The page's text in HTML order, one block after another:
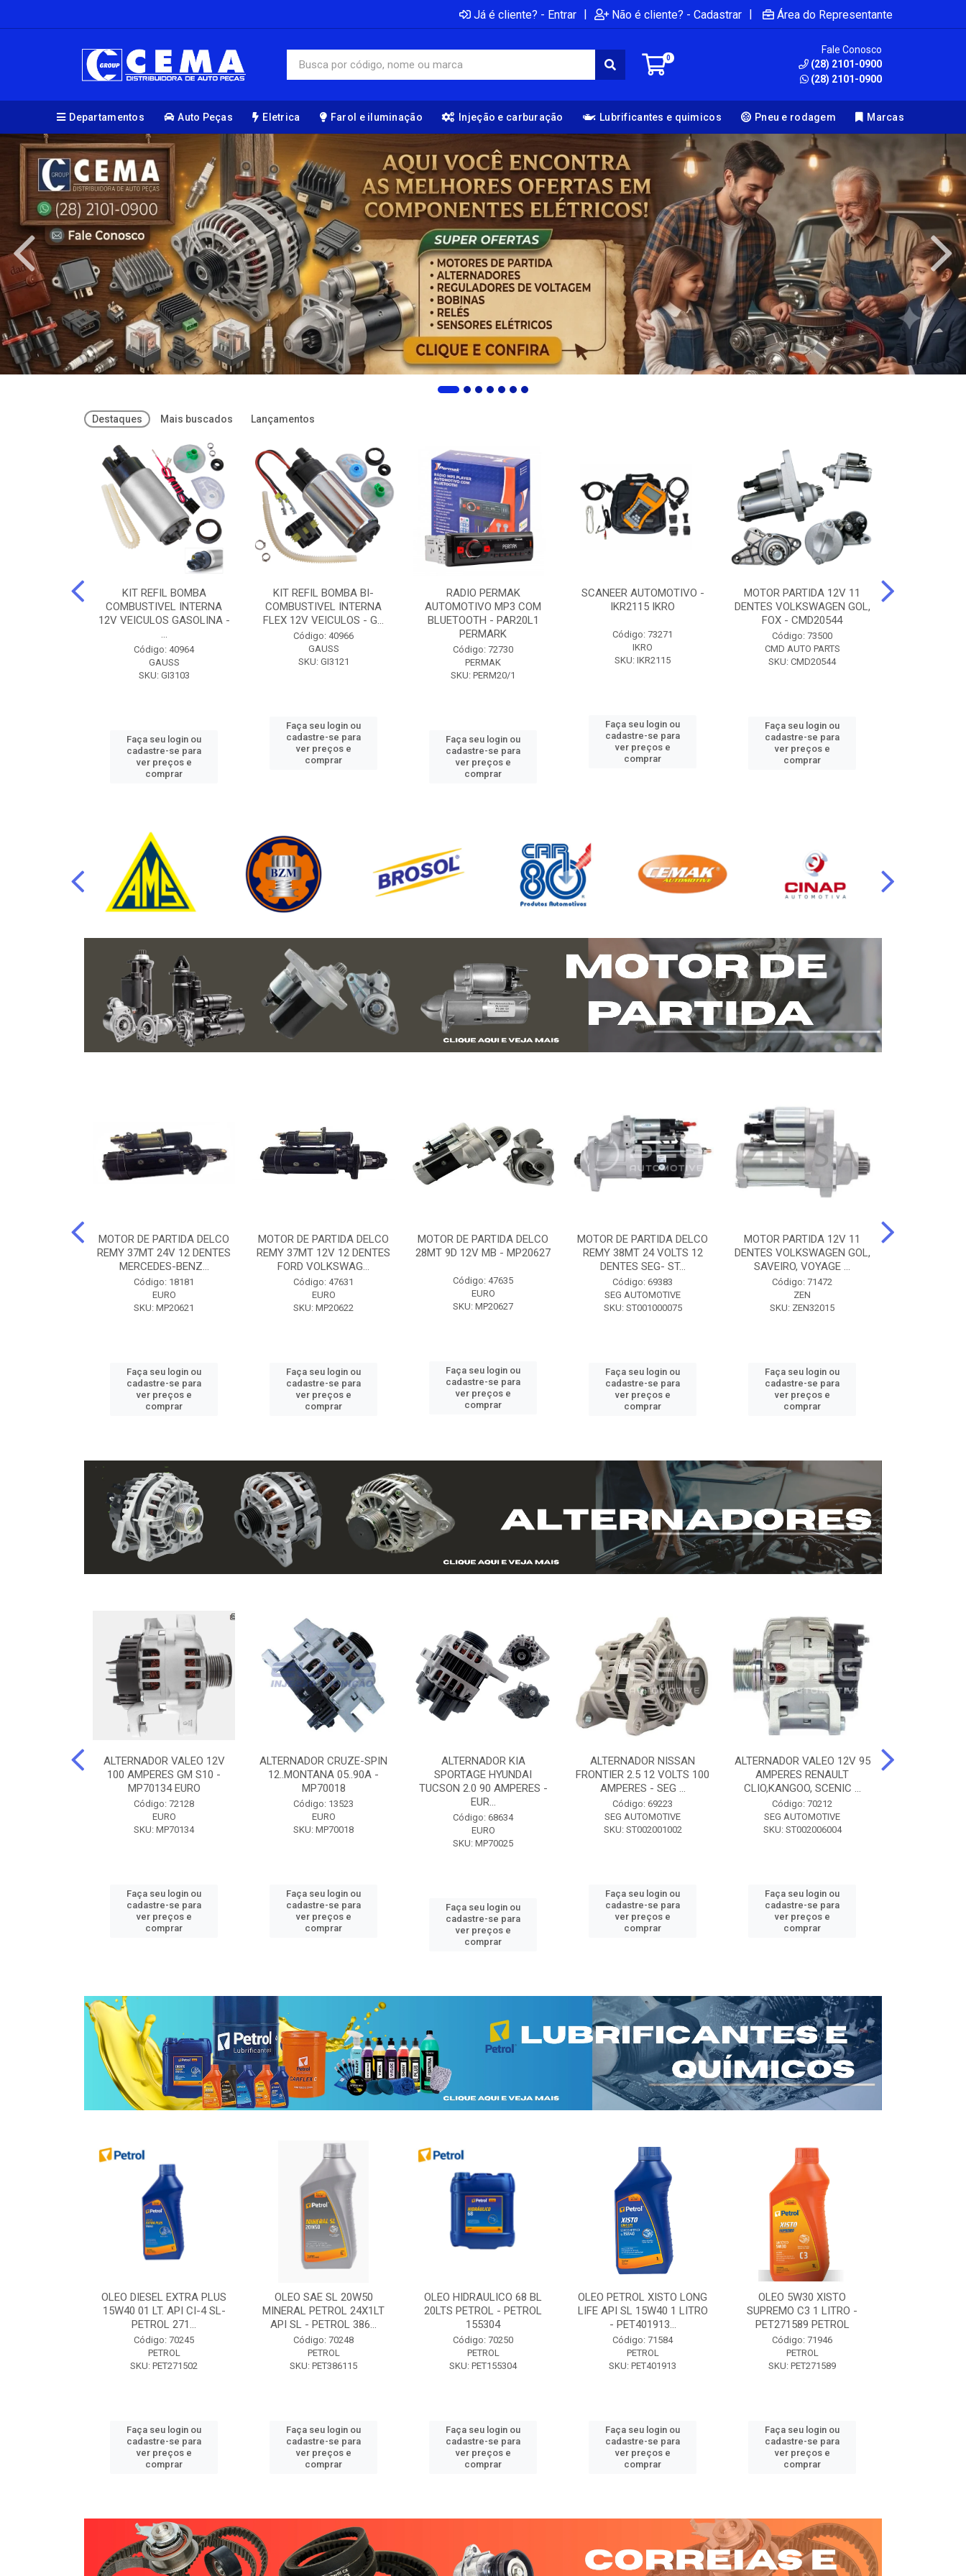
Já é cliente? - Entrar | Não é cliente? - Cadastrar | Área do Representante
0
Fale Conosco
(28) 2101-0900
(28) 2101-0900
Departamentos Auto Peças Eletrica Farol e iluminação Injeção e carburação Lubrificantes e quimicos Pneu e rodagem Marcas
Destaques Mais buscados Lançamentos
KIT REFIL BOMBA
COMBUSTIVEL INTERNA
12V VEICULOS GASOLINA -
...
Código: 40964
GAUSS
SKU: GI3103
Faça seu login ou
cadastre-se para
ver preços e
comprar
KIT REFIL BOMBA BI-
COMBUSTIVEL INTERNA
FLEX 12V VEICULOS - G...
Código: 40966
GAUSS
SKU: GI3121
Faça seu login ou
cadastre-se para
ver preços e
comprar
RADIO PERMAK
AUTOMOTIVO MP3 COM
BLUETOOTH - PAR20L1
PERMARK
Código: 72730
PERMAK
SKU: PERM20/1
Faça seu login ou
cadastre-se para
ver preços e
comprar
SCANEER AUTOMOTIVO -
IKR2115 IKRO
Código: 73271
IKRO
SKU: IKR2115
Faça seu login ou
cadastre-se para
ver preços e
comprar
MOTOR PARTIDA 12V 11
DENTES VOLKSWAGEN GOL,
FOX - CMD20544
Código: 73500
CMD AUTO PARTS
SKU: CMD20544
Faça seu login ou
cadastre-se para
ver preços e
comprar
MOTOR DE PARTIDA DELCO
REMY 37MT 24V 12 DENTES
MERCEDES-BENZ...
Código: 18181
EURO
SKU: MP20621
Faça seu login ou
cadastre-se para
ver preços e
comprar
MOTOR DE PARTIDA DELCO
REMY 37MT 12V 12 DENTES
FORD VOLKSWAG...
Código: 47631
EURO
SKU: MP20622
Faça seu login ou
cadastre-se para
ver preços e
comprar
MOTOR DE PARTIDA DELCO
28MT 9D 12V MB - MP20627
Código: 47635
EURO
SKU: MP20627
Faça seu login ou
cadastre-se para
ver preços e
comprar
MOTOR DE PARTIDA DELCO
REMY 38MT 24 VOLTS 12
DENTES SEG- ST...
Código: 69383
SEG AUTOMOTIVE
SKU: ST001000075
Faça seu login ou
cadastre-se para
ver preços e
comprar
MOTOR PARTIDA 12V 11
DENTES VOLKSWAGEN GOL,
SAVEIRO, VOYAGE ...
Código: 71472
ZEN
SKU: ZEN32015
Faça seu login ou
cadastre-se para
ver preços e
comprar
ALTERNADOR VALEO 12V
100 AMPERES GM S10 -
MP70134 EURO
Código: 72128
EURO
SKU: MP70134
Faça seu login ou
cadastre-se para
ver preços e
comprar
ALTERNADOR CRUZE-SPIN
12..MONTANA 05..90A -
MP70018
Código: 13523
EURO
SKU: MP70018
Faça seu login ou
cadastre-se para
ver preços e
comprar
ALTERNADOR KIA
SPORTAGE HYUNDAI
TUCSON 2.0 90 AMPERES -
EUR...
Código: 68634
EURO
SKU: MP70025
Faça seu login ou
cadastre-se para
ver preços e
comprar
ALTERNADOR NISSAN
FRONTIER 2.5 12 VOLTS 100
AMPERES - SEG ...
Código: 69223
SEG AUTOMOTIVE
SKU: ST002001002
Faça seu login ou
cadastre-se para
ver preços e
comprar
ALTERNADOR VALEO 12V 95
AMPERES RENAULT
CLIO,KANGOO, SCENIC ...
Código: 70212
SEG AUTOMOTIVE
SKU: ST002006004
Faça seu login ou
cadastre-se para
ver preços e
comprar
OLEO DIESEL EXTRA PLUS
15W40 01 LT. API CI-4 SL-
PETROL 271...
Código: 70245
PETROL
SKU: PET271502
Faça seu login ou
cadastre-se para
ver preços e
comprar
OLEO SAE SL 20W50
MINERAL PETROL 24X1LT
API SL - PETROL 386...
Código: 70248
PETROL
SKU: PET386115
Faça seu login ou
cadastre-se para
ver preços e
comprar
OLEO HIDRAULICO 68 BL
20LTS PETROL - PETROL
155304
Código: 70250
PETROL
SKU: PET155304
Faça seu login ou
cadastre-se para
ver preços e
comprar
OLEO PETROL XISTO LONG
LIFE API SL 15W40 1 LITRO
- PET401913...
Código: 71584
PETROL
SKU: PET401913
Faça seu login ou
cadastre-se para
ver preços e
comprar
OLEO 5W30 XISTO
SUPREMO C3 1 LITRO -
PET271589 PETROL
Código: 71946
PETROL
SKU: PET271589
Faça seu login ou
cadastre-se para
ver preços e
comprar